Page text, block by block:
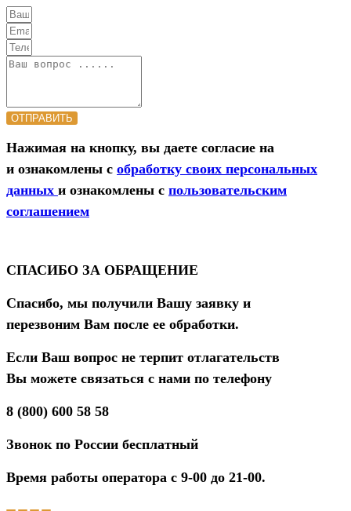
ОТПРАВИТЬ
Нажимая на кнопку, вы даете согласие на
и ознакомлены с обработку своих персональных
данных и ознакомлены с пользовательским
соглашением
СПАСИБО ЗА ОБРАЩЕНИЕ
Спасибо, мы получили Вашу заявку и
перезвоним Вам после ее обработки.
Если Ваш вопрос не терпит отлагательств
Вы можете связаться с нами по телефону
8 (800) 600 58 58
Звонок по России бесплатный
Время работы оператора с 9-00 до 21-00.